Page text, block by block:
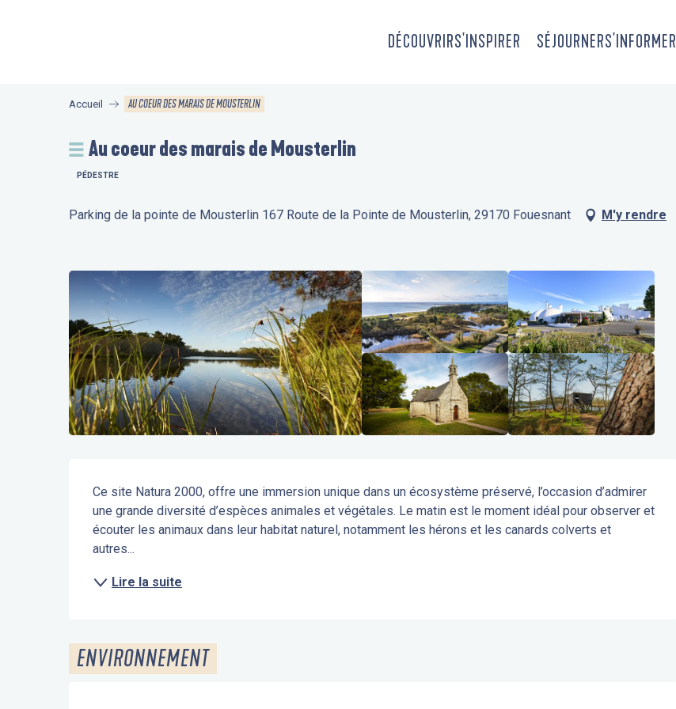
DÉCOUVRIRS'INSPIRER SÉJOURNERS'INFORMER
Accueil AU COEUR DES MARAIS DE MOUSTERLIN
Au coeur des marais de Mousterlin
PÉDESTRE
Parking de la pointe de Mousterlin 167 Route de la Pointe de Mousterlin, 29170 Fouesnant M'y rendre
Description
Ce site Natura 2000, offre une immersion unique dans un écosystème préservé, l’occasion d’admirer
une grande diversité d’espèces animales et végétales. Le matin est le moment idéal pour observer et
écouter les animaux dans leur habitat naturel, notamment les hérons et les canards colverts et
autres...
Lire la suite
ENVIRONNEMENT